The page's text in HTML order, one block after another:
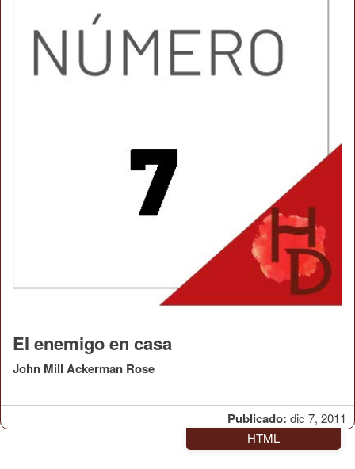
Publicado: dic 7, 2011
El enemigo en casa
John Mill Ackerman Rose
HTML